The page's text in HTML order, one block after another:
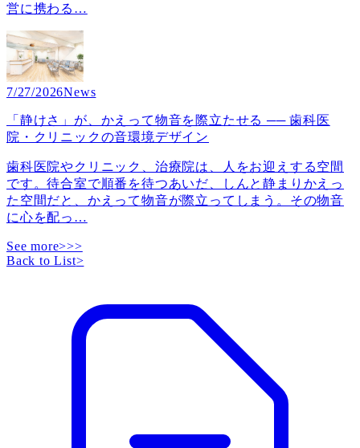
営に携わる …
7/27/2026News
「静けさ」が、かえって物音を際立たせる ── 歯科医
院・クリニックの音環境デザイン
歯科医院やクリニック、治療院は、人をお迎えする空間
です。待合室で順番を待つあいだ、しんと静まりかえっ
た空間だと、かえって物音が際立ってしまう。その物音
に心を配っ …
See more>>>
Back to List>